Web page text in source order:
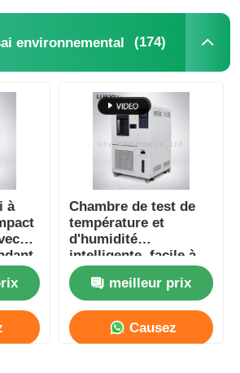
environnemental (174)
à
Chambre de test de
température et
d'humidité
intelligente, facile à
utiliser, chambre de
test climatique
meilleur prix
Causez